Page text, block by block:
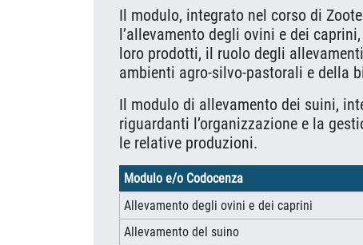
Il modulo, integrato nel corso di
l’allevamento degli ovini e dei
loro prodotti, il ruolo degli
ambienti agro-silvo-pastorali e della
Il modulo di allevamento dei suini,
riguardanti l’organizzazione e la
le relative produzioni.
Modulo e/o Codocenza
Allevamento degli ovini e dei caprini
Allevamento del suino